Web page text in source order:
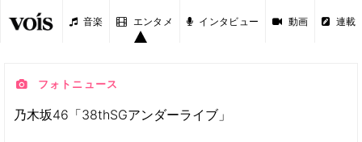
音楽 エンタメ インタビュー 動画 連載
フォトニュース
乃木坂46「38thSGアンダーライブ」